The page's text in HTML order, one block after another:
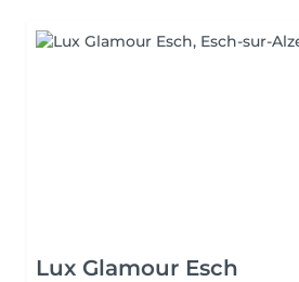
Lux Glamour Esch